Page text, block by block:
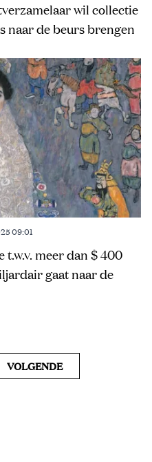
wil collectie
naar de beurs brengen
09:01
t.w.v. meer dan $ 400
gaat naar de
VOLGENDE